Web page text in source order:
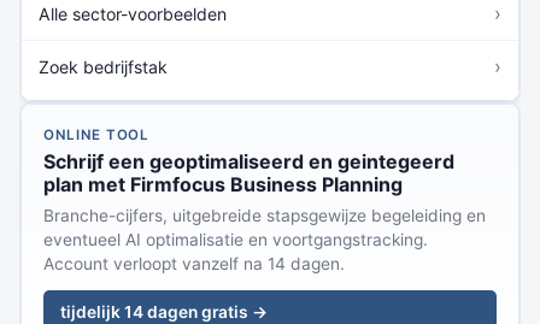
Alle sector-voorbeelden ›
Zoek bedrijfstak ›
ONLINE TOOL
Schrijf een geoptimaliseerd en geintegeerd
plan met Firmfocus Business Planning
Branche-cijfers, uitgebreide stapsgewijze begeleiding en
eventueel AI optimalisatie en voortgangstracking.
Account verloopt vanzelf na 14 dagen.
tijdelijk 14 dagen gratis →